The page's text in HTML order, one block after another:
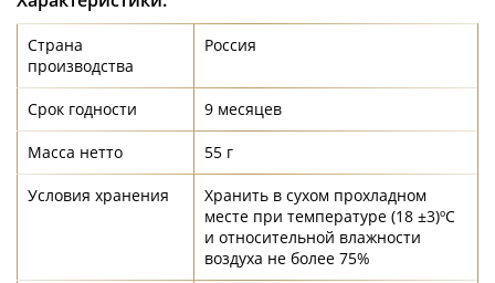
Страна
производства
Россия
Срок годности 9 месяцев
Масса нетто 55 г
Условия хранения
Хранить в сухом прохладном
месте при температуре (18 ±3)ºС
и относительной влажности
воздуха не более 75%